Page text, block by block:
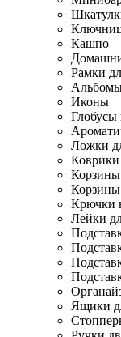
Кашпо
Рамки
Иконы
Глобусы
Ложки
Корзины
Корзины
Крючки
Лейки
Ящики